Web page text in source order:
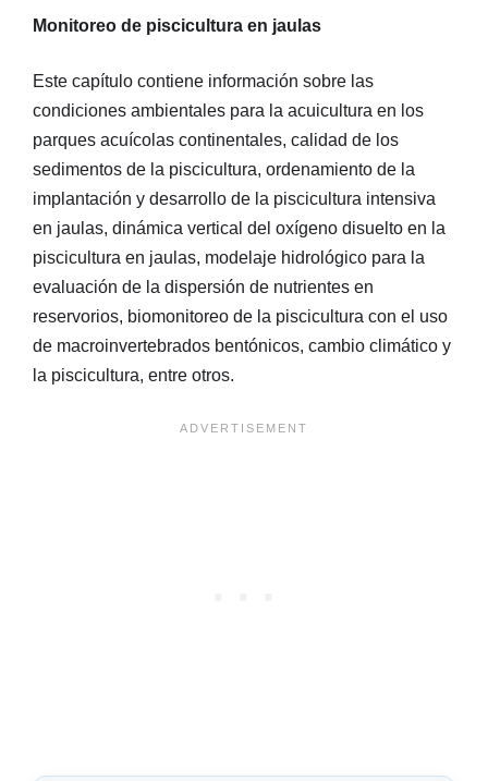
Monitoreo de piscicultura en jaulas
Este capítulo contiene información sobre las
condiciones ambientales para la acuicultura en los
parques acuícolas continentales, calidad de los
sedimentos de la piscicultura, ordenamiento de la
implantación y desarrollo de la piscicultura intensiva
en jaulas, dinámica vertical del oxígeno disuelto en la
piscicultura en jaulas, modelaje hidrológico para la
evaluación de la dispersión de nutrientes en
reservorios, biomonitoreo de la piscicultura con el uso
de macroinvertebrados bentónicos, cambio climático y
la piscicultura, entre otros.